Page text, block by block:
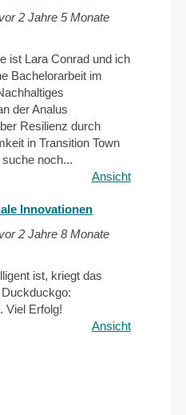
2 Jahre 5 Monate
ist Lara Conrad und ich
Bachelorarbeit im
der Analus
Resilienz durch
in Transition Town
noch...
Ansicht
Innovationen
2 Jahre 8 Monate
ist, kriegt das
Viel Erfolg!
Ansicht